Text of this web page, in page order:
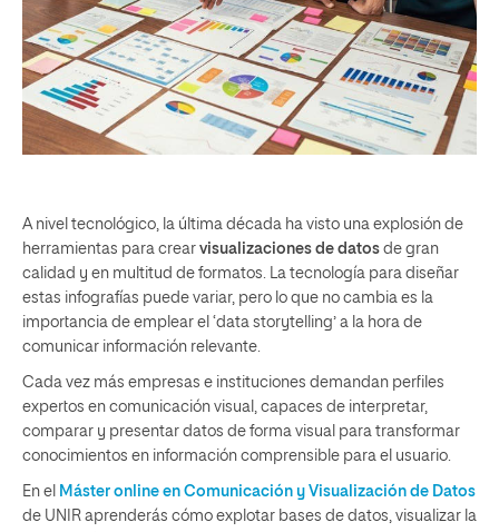
A nivel tecnológico, la última década ha visto una explosión de
herramientas para crear visualizaciones de datos de gran
calidad y en multitud de formatos. La tecnología para diseñar
estas infografías puede variar, pero lo que no cambia es la
importancia de emplear el ‘data storytelling’ a la hora de
comunicar información relevante.
Cada vez más empresas e instituciones demandan perfiles
expertos en comunicación visual, capaces de interpretar,
comparar y presentar datos de forma visual para transformar
conocimientos en información comprensible para el usuario.
En el Máster online en Comunicación y Visualización de Datos
de UNIR aprenderás cómo explotar bases de datos, visualizar la